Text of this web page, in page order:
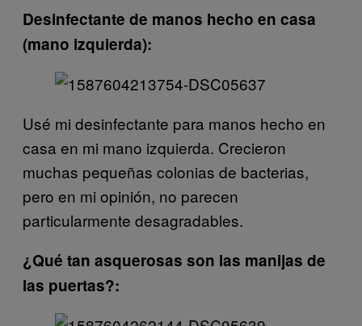
Desinfectante de manos hecho en casa
(mano izquierda):
Usé mi desinfectante para manos hecho en
casa en mi mano izquierda. Crecieron
muchas pequeñas colonias de bacterias,
pero en mi opinión, no parecen
particularmente desagradables.
¿Qué tan asquerosas son las manijas de
las puertas?: